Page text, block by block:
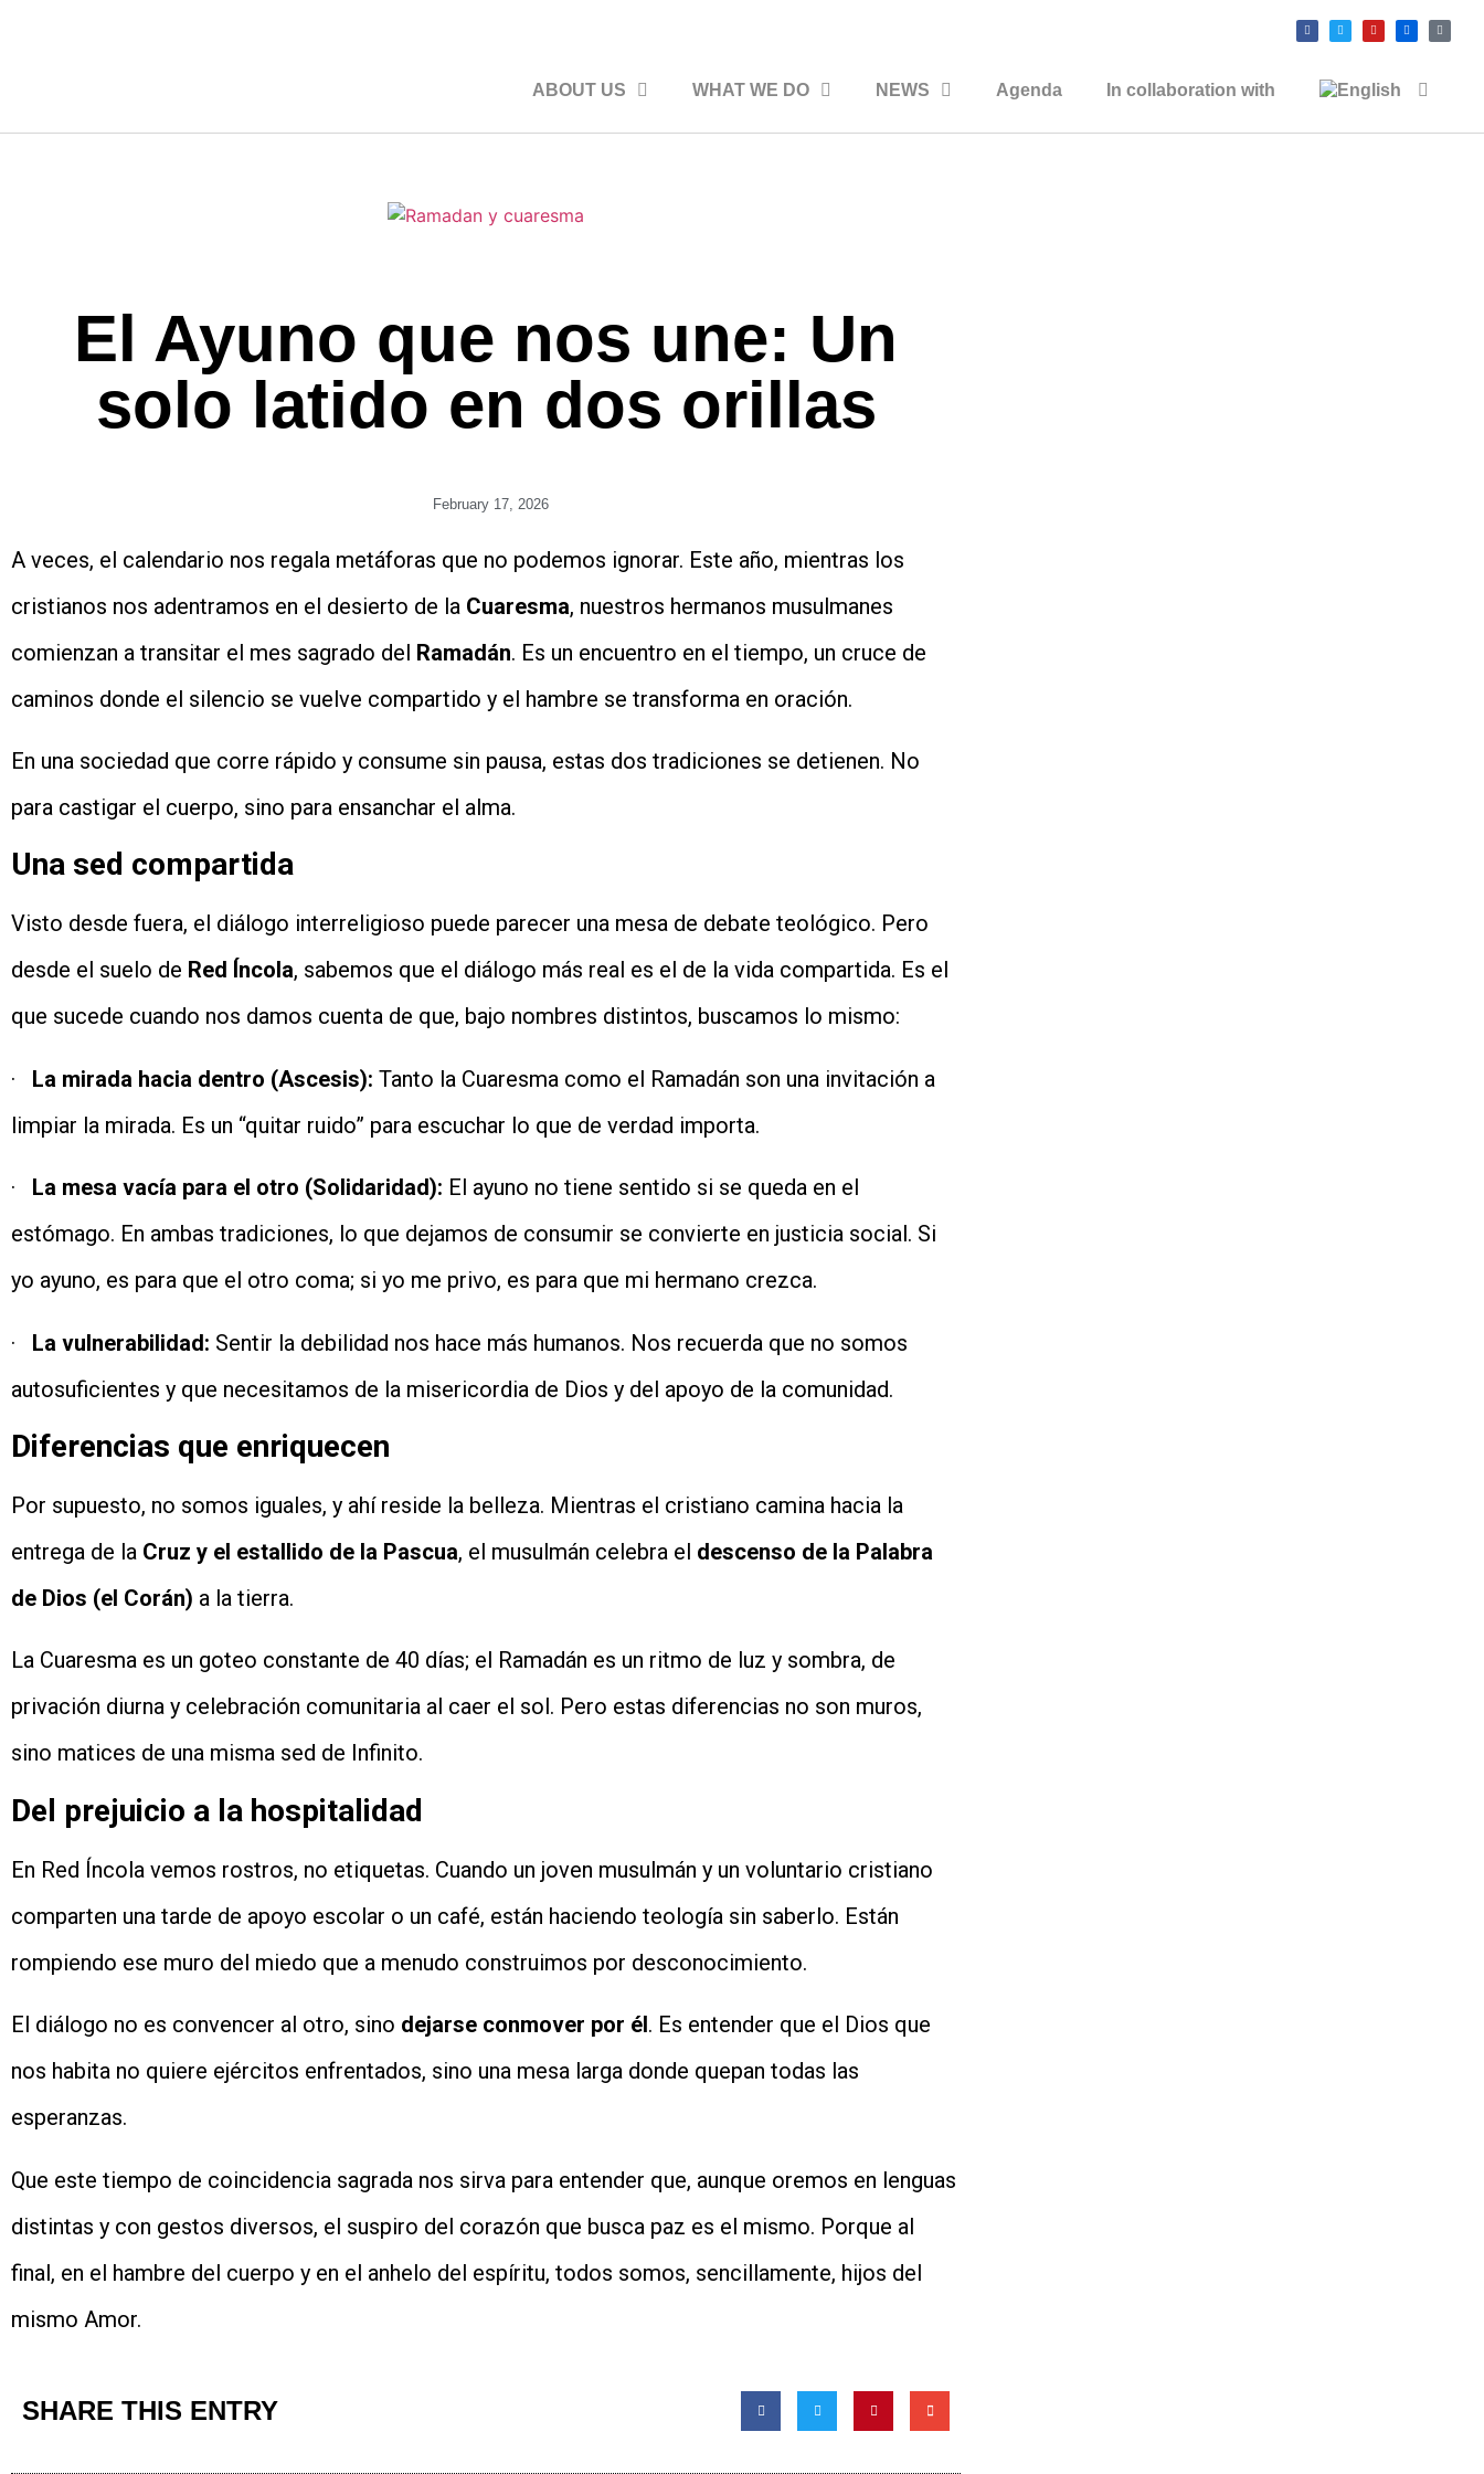
ABOUT US WHAT WE DO NEWS Agenda In collaboration with
El Ayuno que nos une: Un
solo latido en dos orillas
February 17, 2026
A veces, el calendario nos regala metáforas que no podemos ignorar. Este año, mientras los
cristianos nos adentramos en el desierto de la Cuaresma, nuestros hermanos musulmanes
comienzan a transitar el mes sagrado del Ramadán. Es un encuentro en el tiempo, un cruce de
caminos donde el silencio se vuelve compartido y el hambre se transforma en oración.
En una sociedad que corre rápido y consume sin pausa, estas dos tradiciones se detienen. No
para castigar el cuerpo, sino para ensanchar el alma.
Una sed compartida
Visto desde fuera, el diálogo interreligioso puede parecer una mesa de debate teológico. Pero
desde el suelo de Red Íncola, sabemos que el diálogo más real es el de la vida compartida. Es el
que sucede cuando nos damos cuenta de que, bajo nombres distintos, buscamos lo mismo:
· La mirada hacia dentro (Ascesis): Tanto la Cuaresma como el Ramadán son una invitación a
limpiar la mirada. Es un “quitar ruido” para escuchar lo que de verdad importa.
· La mesa vacía para el otro (Solidaridad): El ayuno no tiene sentido si se queda en el
estómago. En ambas tradiciones, lo que dejamos de consumir se convierte en justicia social. Si
yo ayuno, es para que el otro coma; si yo me privo, es para que mi hermano crezca.
· La vulnerabilidad: Sentir la debilidad nos hace más humanos. Nos recuerda que no somos
autosuficientes y que necesitamos de la misericordia de Dios y del apoyo de la comunidad.
Diferencias que enriquecen
Por supuesto, no somos iguales, y ahí reside la belleza. Mientras el cristiano camina hacia la
entrega de la Cruz y el estallido de la Pascua, el musulmán celebra el descenso de la Palabra
de Dios (el Corán) a la tierra.
La Cuaresma es un goteo constante de 40 días; el Ramadán es un ritmo de luz y sombra, de
privación diurna y celebración comunitaria al caer el sol. Pero estas diferencias no son muros,
sino matices de una misma sed de Infinito.
Del prejuicio a la hospitalidad
En Red Íncola vemos rostros, no etiquetas. Cuando un joven musulmán y un voluntario cristiano
comparten una tarde de apoyo escolar o un café, están haciendo teología sin saberlo. Están
rompiendo ese muro del miedo que a menudo construimos por desconocimiento.
El diálogo no es convencer al otro, sino dejarse conmover por él. Es entender que el Dios que
nos habita no quiere ejércitos enfrentados, sino una mesa larga donde quepan todas las
esperanzas.
Que este tiempo de coincidencia sagrada nos sirva para entender que, aunque oremos en lenguas
distintas y con gestos diversos, el suspiro del corazón que busca paz es el mismo. Porque al
final, en el hambre del cuerpo y en el anhelo del espíritu, todos somos, sencillamente, hijos del
mismo Amor.
SHARE THIS ENTRY